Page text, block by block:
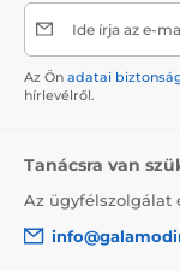
Ide írja az e-
Az Ön adatai
hírlevélről.
Tanácsra van
Az ügyfélszolgálat